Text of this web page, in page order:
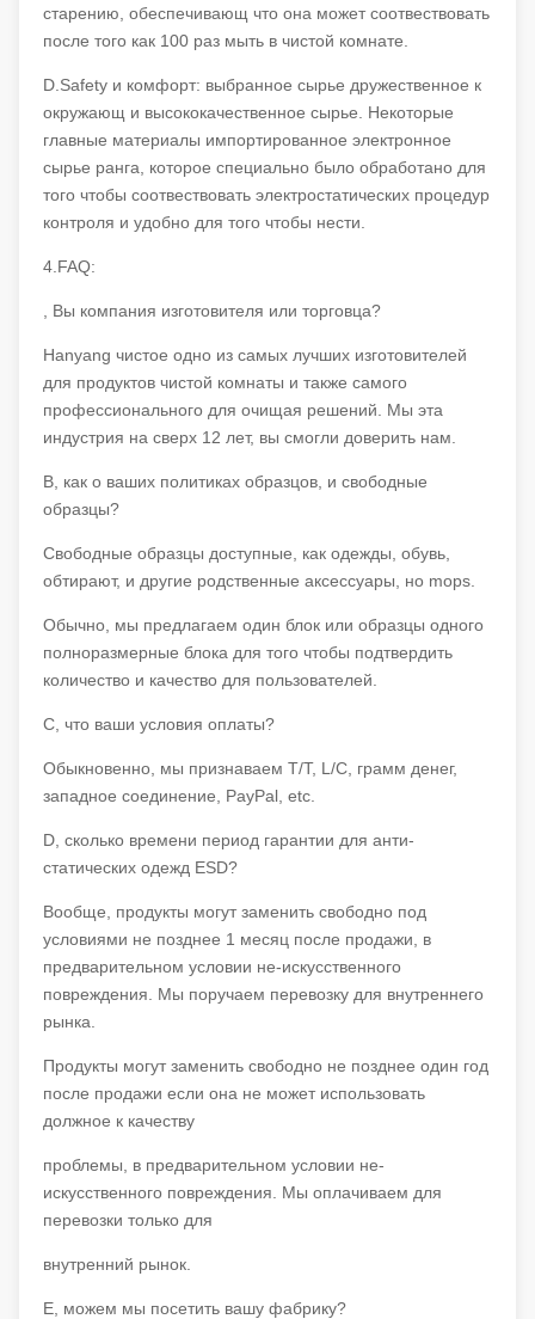
старению, обеспечивающ что она может соотвествовать
после того как 100 раз мыть в чистой комнате.
D.Safety и комфорт: выбранное сырье дружественное к
окружающ и высококачественное сырье. Некоторые
главные материалы импортированное электронное
сырье ранга, которое специально было обработано для
того чтобы соотвествовать электростатических процедур
контроля и удобно для того чтобы нести.
4.FAQ:
, Вы компания изготовителя или торговца?
Hanyang чистое одно из самых лучших изготовителей
для продуктов чистой комнаты и также самого
профессионального для очищая решений. Мы эта
индустрия на сверх 12 лет, вы смогли доверить нам.
B, как о ваших политиках образцов, и свободные
образцы?
Свободные образцы доступные, как одежды, обувь,
обтирают, и другие родственные аксессуары, но mops.
Обычно, мы предлагаем один блок или образцы одного
полноразмерные блока для того чтобы подтвердить
количество и качество для пользователей.
C, что ваши условия оплаты?
Обыкновенно, мы признаваем T/T, L/C, грамм денег,
западное соединение, PayPal, etc.
D, сколько времени период гарантии для анти-
статических одежд ESD?
Вообще, продукты могут заменить свободно под
условиями не позднее 1 месяц после продажи, в
предварительном условии не-искусственного
повреждения. Мы поручаем перевозку для внутреннего
рынка.
Продукты могут заменить свободно не позднее один год
после продажи если она не может использовать
должное к качеству
проблемы, в предварительном условии не-
искусственного повреждения. Мы оплачиваем для
перевозки только для
внутренний рынок.
E, можем мы посетить вашу фабрику?